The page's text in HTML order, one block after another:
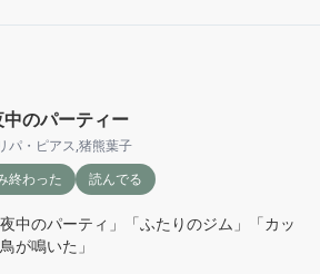
のパーティー
パ・ピアス,猪熊葉子
終わった
読んでる
夜中のパーティ」「ふたりのジム」「カッ
が鳴いた」